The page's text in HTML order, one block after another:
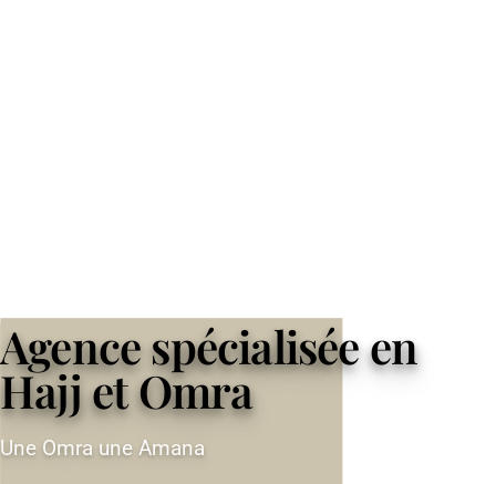
Agence spécialisée en
Hajj et Omra
Une Omra une Amana